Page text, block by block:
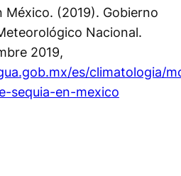
México. (2019). Gobierno
Nacional.
2019,
es/climatologia/
sequia-en-mexico